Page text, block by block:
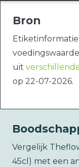
Bron
uit
op 22-07-2026.
Vergelijk
45cl) met een